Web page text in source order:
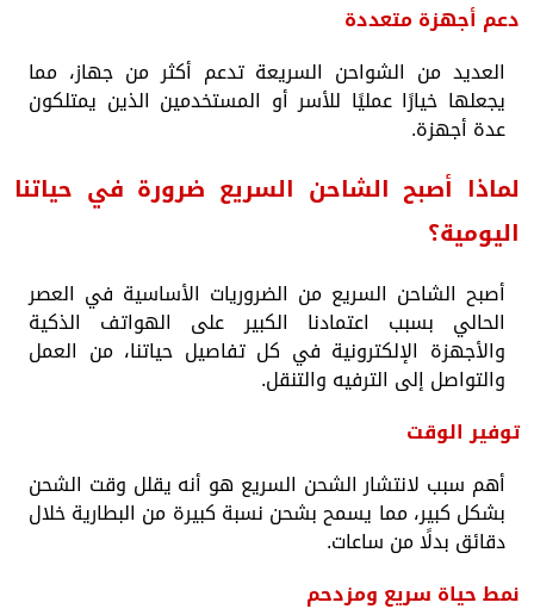
دعم أجهزة متعددة
العديد من الشواحن السريعة تدعم أكثر من جهاز، مما
يجعلها خيارًا عمليًا للأسر أو المستخدمين الذين يمتلكون
عدة أجهزة.
لماذا أصبح الشاحن السريع ضرورة في حياتنا
اليومية؟
أصبح الشاحن السريع من الضروريات الأساسية في العصر
الحالي بسبب اعتمادنا الكبير على الهواتف الذكية
والأجهزة الإلكترونية في كل تفاصيل حياتنا، من العمل
والتواصل إلى الترفيه والتنقل.
توفير الوقت
أهم سبب لانتشار الشحن السريع هو أنه يقلل وقت الشحن
بشكل كبير، مما يسمح بشحن نسبة كبيرة من البطارية خلال
دقائق بدلًا من ساعات.
نمط حياة سريع ومزدحم